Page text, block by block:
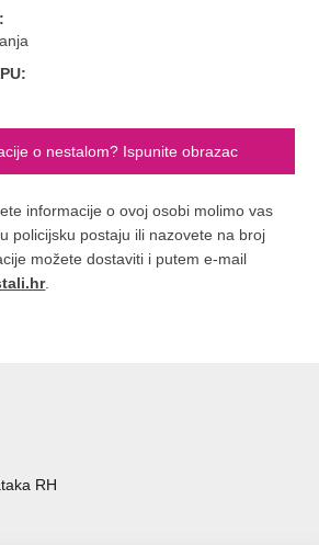
o nestalom? Ispunite obrazac
informacije o ovoj osobi molimo vas
policijsku postaju ili nazovete na broj
možete dostaviti i putem e-mail
.
RH